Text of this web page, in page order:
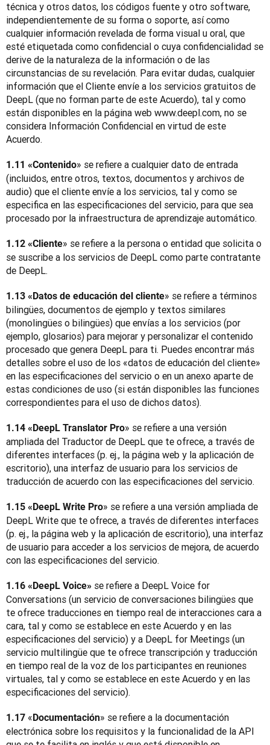
técnica y otros datos, los códigos fuente y otro software,
independientemente de su forma o soporte, así como
cualquier información revelada de forma visual u oral, que
esté etiquetada como confidencial o cuya confidencialidad se
derive de la naturaleza de la información o de las
circunstancias de su revelación. Para evitar dudas, cualquier
información que el Cliente envíe a los servicios gratuitos de
DeepL (que no forman parte de este Acuerdo), tal y como
están disponibles en la página web www.deepl.com, no se
considera Información Confidencial en virtud de este
Acuerdo.
1.11 «Contenido» se refiere a cualquier dato de entrada
(incluidos, entre otros, textos, documentos y archivos de
audio) que el cliente envíe a los servicios, tal y como se
especifica en las especificaciones del servicio, para que sea
procesado por la infraestructura de aprendizaje automático.
1.12 «Cliente» se refiere a la persona o entidad que solicita o
se suscribe a los servicios de DeepL como parte contratante
de DeepL.
1.13 «Datos de educación del cliente» se refiere a términos
bilingües, documentos de ejemplo y textos similares
(monolingües o bilingües) que envías a los servicios (por
ejemplo, glosarios) para mejorar y personalizar el contenido
procesado que genera DeepL para ti. Puedes encontrar más
detalles sobre el uso de los «datos de educación del cliente»
en las especificaciones del servicio o en un anexo aparte de
estas condiciones de uso (si están disponibles las funciones
correspondientes para el uso de dichos datos).
1.14 «DeepL Translator Pro» se refiere a una versión
ampliada del Traductor de DeepL que te ofrece, a través de
diferentes interfaces (p. ej., la página web y la aplicación de
escritorio), una interfaz de usuario para los servicios de
traducción de acuerdo con las especificaciones del servicio.
1.15 «DeepL Write Pro» se refiere a una versión ampliada de
DeepL Write que te ofrece, a través de diferentes interfaces
(p. ej., la página web y la aplicación de escritorio), una interfaz
de usuario para acceder a los servicios de mejora, de acuerdo
con las especificaciones del servicio.
1.16 «DeepL Voice» se refiere a DeepL Voice for
Conversations (un servicio de conversaciones bilingües que
te ofrece traducciones en tiempo real de interacciones cara a
cara, tal y como se establece en este Acuerdo y en las
especificaciones del servicio) y a DeepL for Meetings (un
servicio multilingüe que te ofrece transcripción y traducción
en tiempo real de la voz de los participantes en reuniones
virtuales, tal y como se establece en este Acuerdo y en las
especificaciones del servicio).
1.17 «Documentación» se refiere a la documentación
electrónica sobre los requisitos y la funcionalidad de la API